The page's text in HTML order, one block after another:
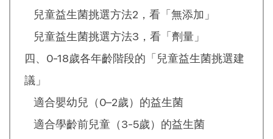
兒童益生菌挑選方法2，看「無添加」
兒童益生菌挑選方法3，看「劑量」
四、0-18歲各年齡階段的「兒童益生菌挑選建
議」
適合嬰幼兒（0–2歲）的益生菌
適合學齡前兒童（3-5歲）的益生菌